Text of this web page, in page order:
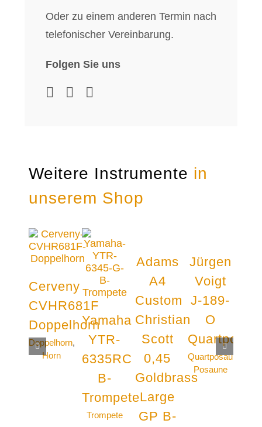
Oder zu einem anderen Termin nach
telefonischer Vereinbarung.
Folgen Sie uns
Weitere Instrumente in
unserem Shop
Cerveny
CVHR681F
Doppelhorn
Doppelhorn,
Horn
Yamaha
YTR-
6335RC
B-
Trompete
Trompete
Adams
A4
Custom
Christian
Scott
0,45
Goldbrass
Large
GP B-
Jürgen
Voigt
J-189-
O
Quartposaune
Posaune